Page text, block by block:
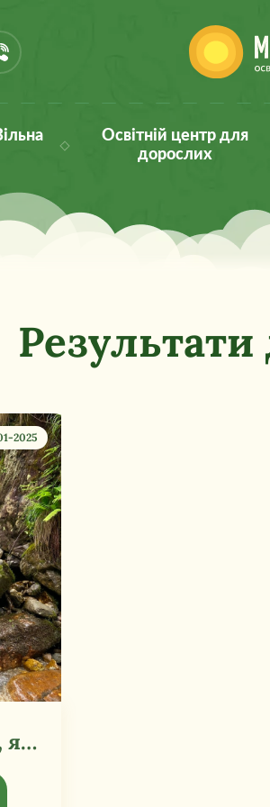
Освітній центр для
дорослих
Результати
2025
Чи можу я бути не таким, як всі?